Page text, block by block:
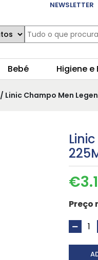
NEWSLETTER
Bebé Higiene e
/ Linic Champo Men
€
Preço